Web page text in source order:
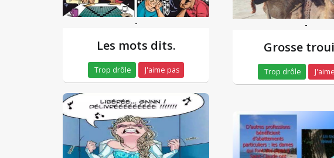
-
Les mots dits.
Trop drôle J'aime pas
-
Grosse
Trop drôle